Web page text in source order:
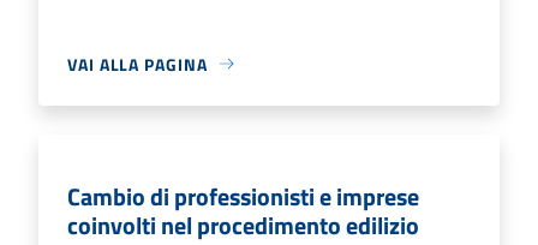
VAI ALLA PAGINA
Cambio di professionisti e imprese
coinvolti nel procedimento edilizio